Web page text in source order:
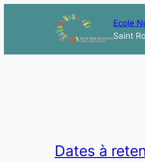
Ecole
Saint
Dates à